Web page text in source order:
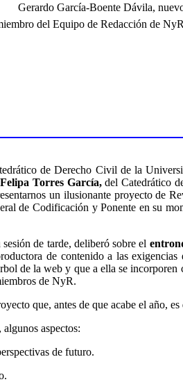
Gerardo García-Boente Dávila,
del Equipo de Redacción de NyR
de Derecho Civil de la
Torres García,delCatedrático
un ilusionante proyecto de
de Codificación y Ponente en su
de tarde, deliberó sobre el
de contenido a las
de la web y que a ella se
de NyR.
que, antes de que acabe el año,
aspectos:
de futuro.